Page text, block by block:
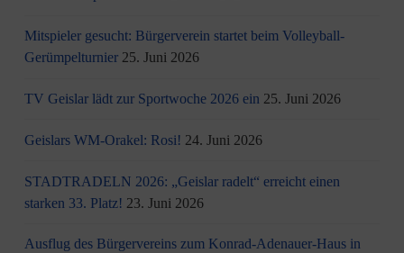
Mitspieler gesucht: Bürgerverein startet beim Volleyball-
Gerümpelturnier 25. Juni 2026
TV Geislar lädt zur Sportwoche 2026 ein 25. Juni 2026
Geislars WM-Orakel: Rosi! 24. Juni 2026
STADTRADELN 2026: „Geislar radelt“ erreicht einen
starken 33. Platz! 23. Juni 2026
Ausflug des Bürgervereins zum Konrad-Adenauer-Haus in